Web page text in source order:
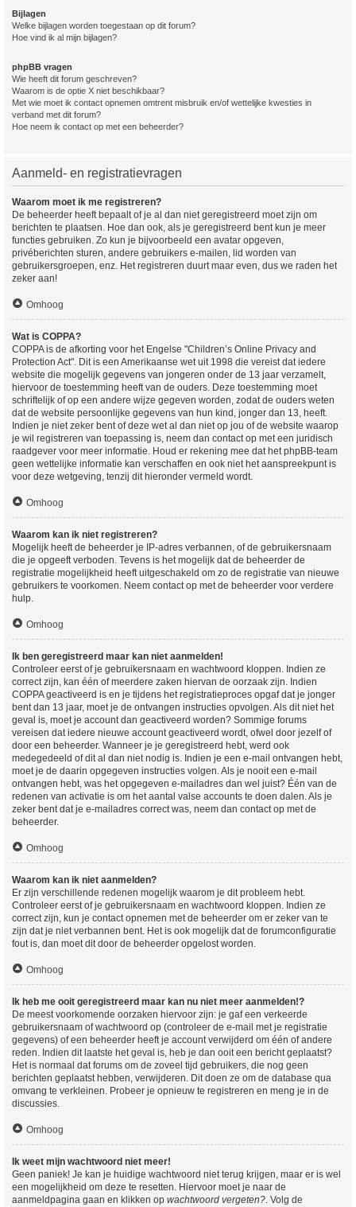
Bijlagen
Welke bijlagen worden toegestaan op dit forum?
Hoe vind ik al mijn bijlagen?
phpBB vragen
Wie heeft dit forum geschreven?
Waarom is de optie X niet beschikbaar?
Met wie moet ik contact opnemen omtrent misbruik en/of wettelijke kwesties in
verband met dit forum?
Hoe neem ik contact op met een beheerder?
Aanmeld- en registratievragen
Waarom moet ik me registreren?
De beheerder heeft bepaalt of je al dan niet geregistreerd moet zijn om
berichten te plaatsen. Hoe dan ook, als je geregistreerd bent kun je meer
functies gebruiken. Zo kun je bijvoorbeeld een avatar opgeven,
privéberichten sturen, andere gebruikers e-mailen, lid worden van
gebruikersgroepen, enz. Het registreren duurt maar even, dus we raden het
zeker aan!
Omhoog
Wat is COPPA?
COPPA is de afkorting voor het Engelse "Children’s Online Privacy and
Protection Act". Dit is een Amerikaanse wet uit 1998 die vereist dat iedere
website die mogelijk gegevens van jongeren onder de 13 jaar verzamelt,
hiervoor de toestemming heeft van de ouders. Deze toestemming moet
schriftelijk of op een andere wijze gegeven worden, zodat de ouders weten
dat de website persoonlijke gegevens van hun kind, jonger dan 13, heeft.
Indien je niet zeker bent of deze wet al dan niet op jou of de website waarop
je wil registreren van toepassing is, neem dan contact op met een juridisch
raadgever voor meer informatie. Houd er rekening mee dat het phpBB-team
geen wettelijke informatie kan verschaffen en ook niet het aanspreekpunt is
voor deze wetgeving, tenzij dit hieronder vermeld wordt.
Omhoog
Waarom kan ik niet registreren?
Mogelijk heeft de beheerder je IP-adres verbannen, of de gebruikersnaam
die je opgeeft verboden. Tevens is het mogelijk dat de beheerder de
registratie mogelijkheid heeft uitgeschakeld om zo de registratie van nieuwe
gebruikers te voorkomen. Neem contact op met de beheerder voor verdere
hulp.
Omhoog
Ik ben geregistreerd maar kan niet aanmelden!
Controleer eerst of je gebruikersnaam en wachtwoord kloppen. Indien ze
correct zijn, kan één of meerdere zaken hiervan de oorzaak zijn. Indien
COPPA geactiveerd is en je tijdens het registratieproces opgaf dat je jonger
bent dan 13 jaar, moet je de ontvangen instructies opvolgen. Als dit niet het
geval is, moet je account dan geactiveerd worden? Sommige forums
vereisen dat iedere nieuwe account geactiveerd wordt, ofwel door jezelf of
door een beheerder. Wanneer je je geregistreerd hebt, werd ook
medegedeeld of dit al dan niet nodig is. Indien je een e-mail ontvangen hebt,
moet je de daarin opgegeven instructies volgen. Als je nooit een e-mail
ontvangen hebt, was het opgegeven e-mailadres dan wel juist? Één van de
redenen van activatie is om het aantal valse accounts te doen dalen. Als je
zeker bent dat je e-mailadres correct was, neem dan contact op met de
beheerder.
Omhoog
Waarom kan ik niet aanmelden?
Er zijn verschillende redenen mogelijk waarom je dit probleem hebt.
Controleer eerst of je gebruikersnaam en wachtwoord kloppen. Indien ze
correct zijn, kun je contact opnemen met de beheerder om er zeker van te
zijn dat je niet verbannen bent. Het is ook mogelijk dat de forumconfiguratie
fout is, dan moet dit door de beheerder opgelost worden.
Omhoog
Ik heb me ooit geregistreerd maar kan nu niet meer aanmelden!?
De meest voorkomende oorzaken hiervoor zijn: je gaf een verkeerde
gebruikersnaam of wachtwoord op (controleer de e-mail met je registratie
gegevens) of een beheerder heeft je account verwijderd om één of andere
reden. Indien dit laatste het geval is, heb je dan ooit een bericht geplaatst?
Het is normaal dat forums om de zoveel tijd gebruikers, die nog geen
berichten geplaatst hebben, verwijderen. Dit doen ze om de database qua
omvang te verkleinen. Probeer je opnieuw te registreren en meng je in de
discussies.
Omhoog
Ik weet mijn wachtwoord niet meer!
Geen paniek! Je kan je huidige wachtwoord niet terug krijgen, maar er is wel
een mogelijkheid om deze te resetten. Hiervoor moet je naar de
aanmeldpagina gaan en klikken op wachtwoord vergeten? . Volg de